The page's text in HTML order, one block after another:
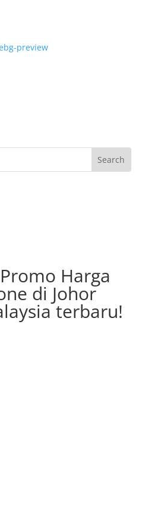
Harga
di Johor
terbaru!